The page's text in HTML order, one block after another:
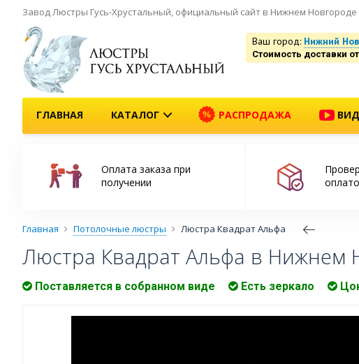
Завод Люстры Гусь-Хрустальный, официальный сайт в Нижнем Новгороде
Ваш город: Нижний
Стоимость доставки
ГЛАВНАЯ КАТАЛОГ РАСПРОДАЖА
Оплата заказа при
получении
Главная Потолочные люстры Люстра Квадрат Альфа
Люстра Квадрат Альфа в Нижнем
Поставляется в собранном виде Есть зеркало